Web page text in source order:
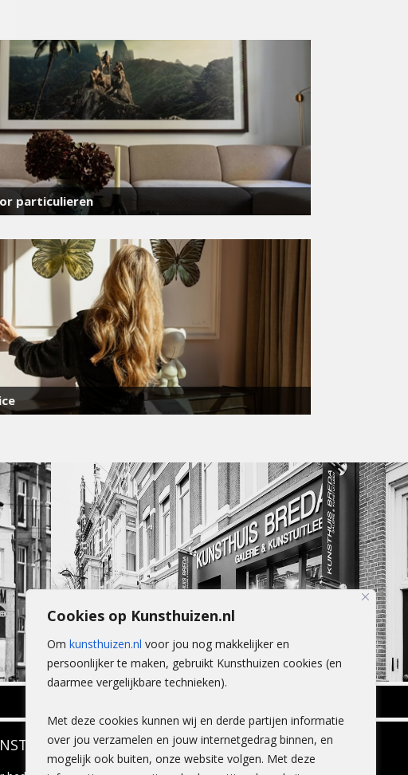
Cookies op Kunsthuizen.nl
Om kunsthuizen.nl voor jou nog makkelijker en
persoonlijker te maken, gebruikt Kunsthuizen cookies (en
daarmee vergelijkbare technieken).
Met deze cookies kunnen wij en derde partijen informatie
over jou verzamelen en jouw internetgedrag binnen, en
mogelijk ook buiten, onze website volgen. Met deze
particulieren
Wilhelminastraat 11
4818 SB Breda
+31 (0)76 5221309
CONTACT